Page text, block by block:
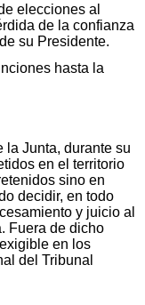
elecciones al
de la confianza
su Presidente.
hasta la
la Junta, durante su
en el territorio
sino en
decidir, en todo
y juicio al
Fuera de dicho
en los
del Tribunal